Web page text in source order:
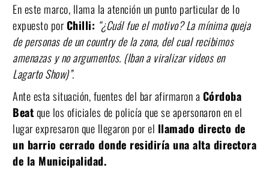
En este marco, llama la atención un punto particular de lo
expuesto porChilli: “¿Cuál fue el motivo? La mínima queja
de personas de un country de la zona, del cual recibimos
amenazas y no argumentos. (Iban a viralizar videos en
Lagarto Show)”.
Ante esta situación, fuentes del bar afirmaron a Córdoba
Beatque los oficiales de policía que se apersonaron en el
lugar expresaron que llegaron por el llamado directo de
un barrio cerrado donde residiría una alta directora
de la Municipalidad.